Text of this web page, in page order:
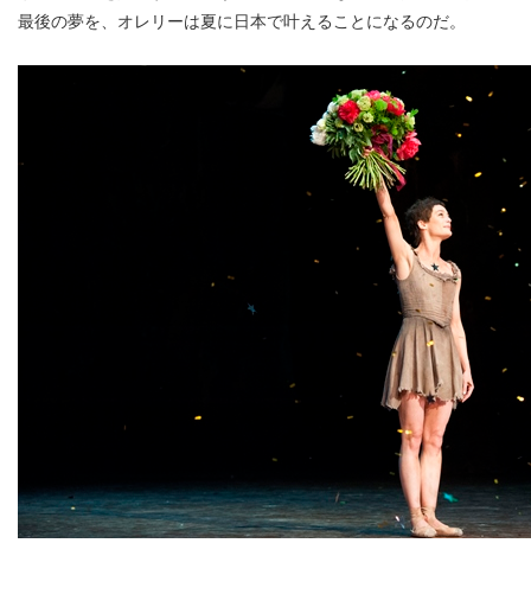
最後の夢を、オレリーは夏に日本で叶えることになるのだ。